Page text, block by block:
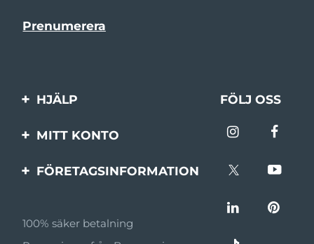
HJÄLP
Kontakta oss
FÖLJ OSS
MITT KONTO
Produktregistrering
FÖRETAGSINFORMATION
Affiliateprogram
100% säker betalning